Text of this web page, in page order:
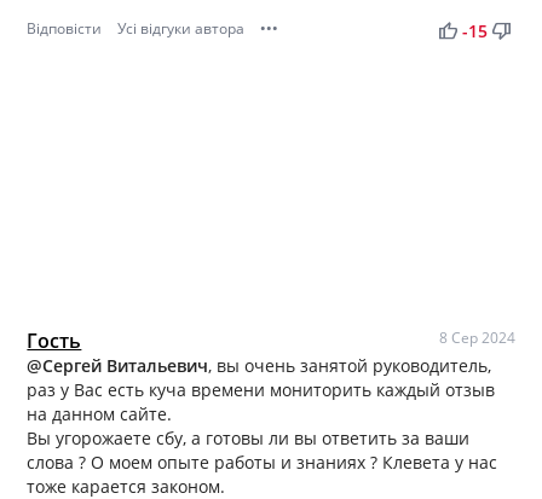
Відповісти Усі відгуки автора ••• thumb_up thumb_down
-15
Гость 8 Сер 2024
@Сергей Витальевич, вы очень занятой руководитель,
раз у Вас есть куча времени мониторить каждый отзыв
на данном сайте.
Вы угорожаете сбу, а готовы ли вы ответить за ваши
слова ? О моем опыте работы и знаниях ? Клевета у нас
тоже карается законом.